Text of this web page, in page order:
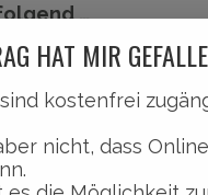
…
HAT MIR
kostenfrei
nicht, dass